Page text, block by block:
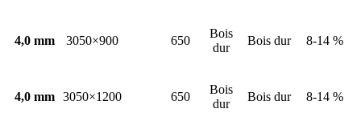
4,0 mm 3050×900 650
Bois
dur
Bois dur 8-14 %
4,0 mm 3050×1200 650
Bois
dur
Bois dur 8-14 %